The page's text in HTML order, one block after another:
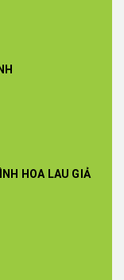
HOA LAU GIẢ